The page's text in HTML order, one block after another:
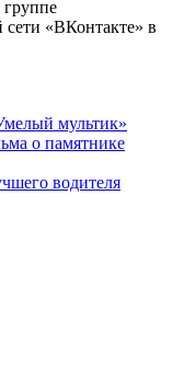
«ВКонтакте» в
мультик»
о памятнике
водителя